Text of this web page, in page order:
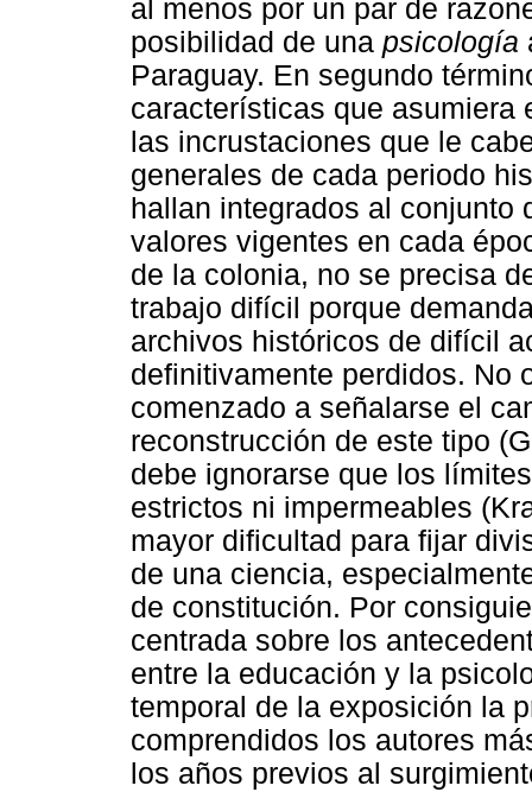
al menos por un par de
posibilidad de una psicología
Paraguay. En segundo
características que asumiera
las incrustaciones que le
generales de cada periodo
hallan integrados al conjunto
valores vigentes en cada
de la colonia, no se precisa
trabajo difícil porque
archivos históricos de difícil
definitivamente perdidos. No
comenzado a señalarse el
reconstrucción de este tipo
debe ignorarse que los
estrictos ni impermeables
mayor dificultad para fijar
de una ciencia,
de constitución. Por
centrada sobre los
entre la educación y la
temporal de la exposición la
comprendidos los autores
los años previos al